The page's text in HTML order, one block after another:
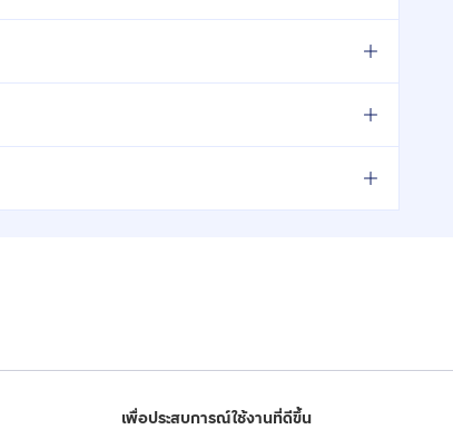
เพื่อประสบการณ์ใช้งานที่ดีขึ้น